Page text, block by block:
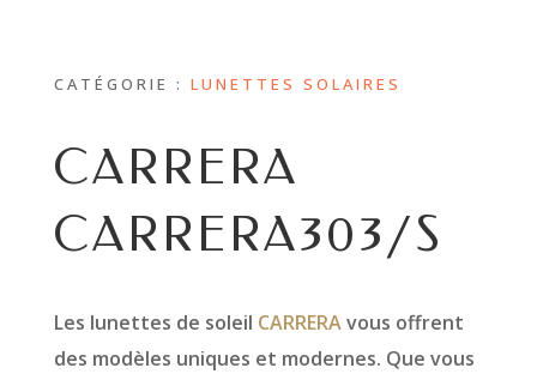
CATÉGORIE : LUNETTES SOLAIRES
CARRERA
CARRERA303/S
Les lunettes de soleil CARRERAvous offrent
des modèles uniques et modernes. Que vous